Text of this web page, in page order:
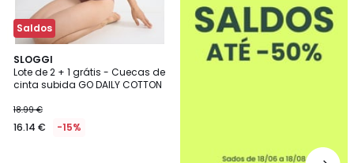
Saldos
SLOGGI
Lote de 2 + 1 grátis - Cuecas de
cinta subida GO DAILY COTTON
18.99 €
16.14 € -15%
4,7
/ 5
3
Cores